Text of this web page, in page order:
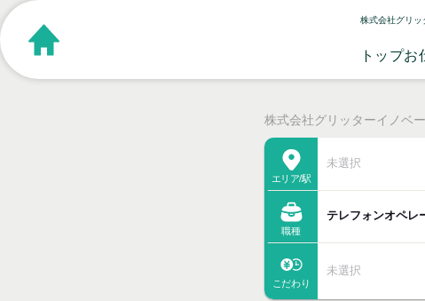
株式会社グリッ
トップお
株式会社グリッターイノベ
エリア/駅
未選択
職種
テレフォンオペレ
こだわり
未選択